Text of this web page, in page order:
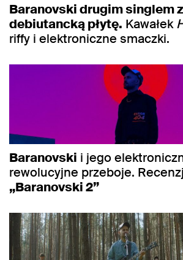
Baranovski drugim singlem
debiutancką płytę. Kawałek
riffy i elektroniczne smaczki.
Baranovski i jego
rewolucyjne przeboje.
„Baranovski 2”